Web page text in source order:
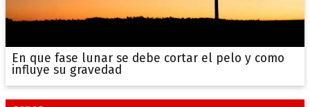
En que fase lunar se debe cortar el pelo y como
influye su gravedad